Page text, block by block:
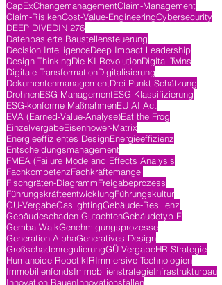
CapExChangemanagementClaim-Management
Claim-RisikenCost-Value-EngineeringCybersecurity
DEEP DIVEDIN 276
Datenbasierte Baustellensteuerung
Decision IntelligenceDeep Impact Leadership
Design ThinkingDie KI-RevolutionDigital Twins
Digitale TransformationDigitalisierung
DokumentenmanagementDrei-Punkt-Schätzung
DrohnenESG ManagementESG-Klassifizierung
ESG-konforme MaßnahmenEU AI Act
EVA (Earned-Value-Analyse)Eat the Frog
EinzelvergabeEisenhower-Matrix
Energieeffizientes DesignEnergieeffizienz
Entscheidungsmanagement
FMEA (Failure Mode and Effects Analysis
FachkompetenzFachkräftemangel
Fischgräten-DiagrammFreigabeprozess
FührungskräfteentwicklungFührungskultur
GU-VergabeGaslightingGebäude-Resilienz
Gebäudeschaden GutachtenGebäudetyp E
Gemba-WalkGenehmigungsprozesse
Generation AlphaGeneratives Design
GroßschadenregulierungGÜ-VergabeHR-Strategie
Humanoide RobotikIRImmersive Technologien
ImmobilienfondsImmobilienstrategieInfrastrukturbau
Innovation BauenInnovationsfallen